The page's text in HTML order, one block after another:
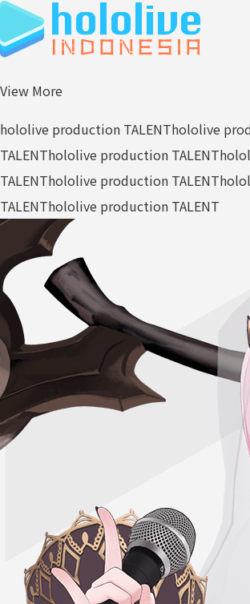
View More
hololive production TALENThololive
TALENThololive production TALENT
TALENThololive production TALENT
TALENThololive production TALENT